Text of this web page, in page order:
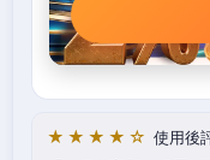
★★★★☆ 使用後